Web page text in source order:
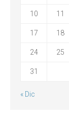
10 11
17 18
24 25
31
« Dic